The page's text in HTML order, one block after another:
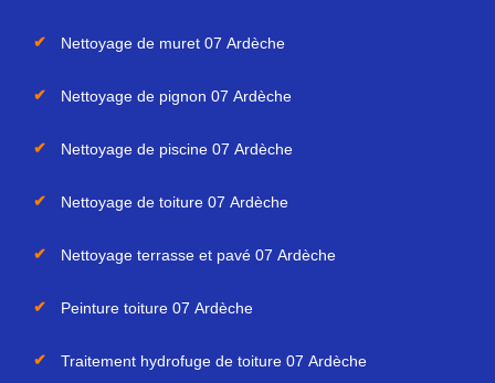
Nettoyage de muret 07 Ardèche
Nettoyage de pignon 07 Ardèche
Nettoyage de piscine 07 Ardèche
Nettoyage de toiture 07 Ardèche
Nettoyage terrasse et pavé 07 Ardèche
Peinture toiture 07 Ardèche
Traitement hydrofuge de toiture 07 Ardèche